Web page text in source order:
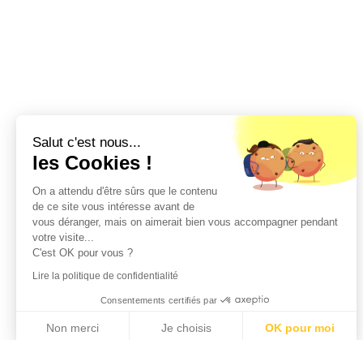
Salut c'est nous...
les Cookies !
On a attendu d'être sûrs que le contenu
de ce site vous intéresse avant de
vous déranger, mais on aimerait bien vous accompagner pendant
votre visite...
C'est OK pour vous ?
Lire la politique de confidentialité
Consentements certifiés par
Non merci Je choisis OK pour moi